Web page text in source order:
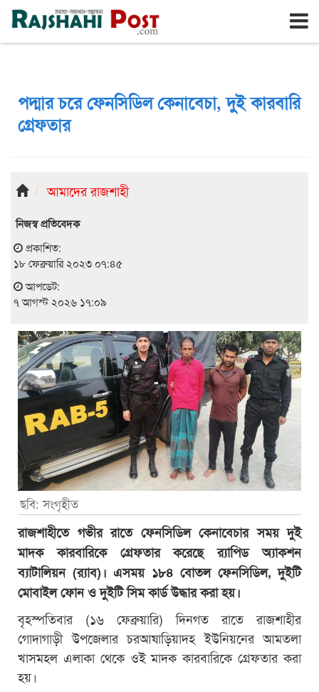
রাজশাহী শুক্রবার, ৭ই আগস্ট ২০২৬, ২৪শে শ্রাবণ ১৪৩৩
পদ্মার চরে ফেনসিডিল কেনাবেচা, দুই কারবারি
গ্রেফতার
আমাদের রাজশাহী
নিজস্ব প্রতিবেদক
প্রকাশিত:
১৮ ফেব্রুয়ারি ২০২৩ ০৭:৪৫
আপডেট:
৭ আগস্ট ২০২৬ ১৭:০৯
ছবি: সংগৃহীত
রাজশাহীতে গভীর রাতে ফেনসিডিল কেনাবেচার সময় দুই
মাদক কারবারিকে গ্রেফতার করেছে র‌্যাপিড অ্যাকশন
ব্যাটালিয়ন (র‌্যাব)। এসময় ১৮৪ বোতল ফেনসিডিল, দুইটি
মোবাইল ফোন ও দুইটি সিম কার্ড উদ্ধার করা হয়।
বৃহস্পতিবার (১৬ ফেব্রুয়ারি) দিনগত রাতে রাজশাহীর
গোদাগাড়ী উপজেলার চরআষাড়িয়াদহ ইউনিয়নের আমতলা
খাসমহল এলাকা থেকে ওই মাদক কারবারিকে গ্রেফতার করা
হয়।